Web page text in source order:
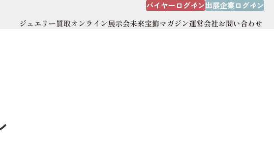
バイヤーログイン出展企業ログイン
ジュエリー買取オンライン展示会未来宝飾マガジン運営会社お問い合わせ